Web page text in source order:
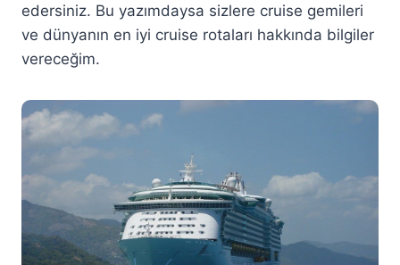
edersiniz. Bu yazımdaysa sizlere cruise gemileri
ve dünyanın en iyi cruise rotaları hakkında bilgiler
vereceğim.